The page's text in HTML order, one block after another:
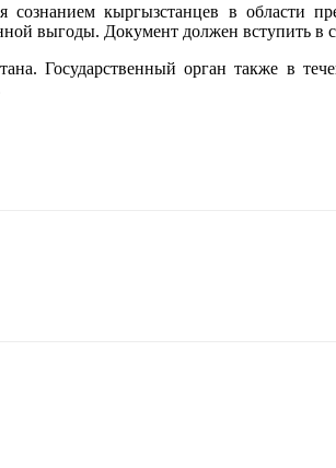
кыргызстанцев в области
выгоды. Документ должен вступить в
Государственный орган также в